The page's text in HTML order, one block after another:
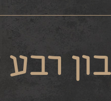
רבע